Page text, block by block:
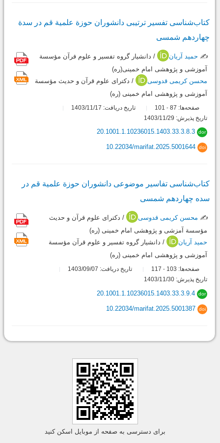
کتاب‌شناسی تفسیر ترتیبی دانشوران حوزة علمیة قم در سدة
چهاردهم شمسی
✍️ حمید آریان
/ دانشیار گروه تفسیر و علوم فرآن مؤسسة
آموزشی و پژوهشی امام خمینی(ره)
محسن کریمی قدوسی
/ دکترای علوم قرآن و حدیث مؤسسة
آموزشی و پژوهشی امام خمینی (ره)
صفحه‌ها: 87
-
تاریخ دریافت: 1403/11/17
تاریخ پذیرش: 1403/11/29
dor
20.1001.1.10236015.1403.33.3.8.3
doi
10.22034/marifat.2025.5001644
کتاب‌شناسی تفاسیر موضوعی دانشوران حوزة علمیة قم در
سده چهاردهم شمسی
✍️ محسن کریمی قدوسی
/ دکترای علوم قرآن و حدیث
مؤسسة آمزشی و پژوهشی امام خمینی (ره)
حمید آریان
/ دانشیار گروه تفسیر و علوم قرآن مؤسسة
آموزشی و پژوهشی امام خمینی (ره)
صفحه‌ها: 103
-
تاریخ دریافت: 1403/09/07
تاریخ پذیرش: 1403/11/30
dor
20.1001.1.10236015.1403.33.3.9.4
doi
10.22034/marifat.2025.5001387
برای دسترسی به صفحه از موبایل اسکن کنید